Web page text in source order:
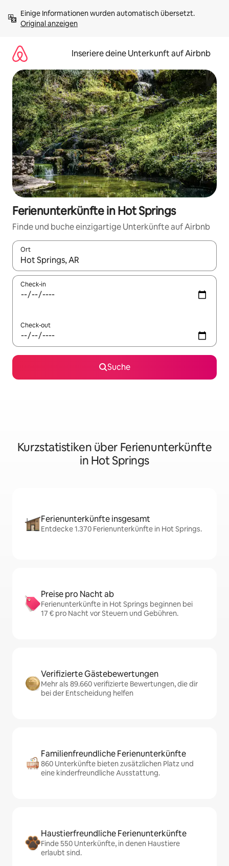
Inhalten
springenOriginal anzeigen
Inseriere deine Unterkunft auf Airbnb
Ferienunterkünfte in Hot Springs
Finde und buche einzigartige Unterkünfte auf Airbnb
Ort
Wenn Ergebnisse verfügbar sind, navigiere mit den
Check-in
Check-out
Suche
Kurzstatistiken über Ferienunterkünfte
in Hot Springs
Ferienunterkünfte insgesamt
Entdecke 1.370 Ferienunterkünfte in Hot Springs.
Preise pro Nacht ab
Ferienunterkünfte in Hot Springs beginnen bei
17 € pro Nacht vor Steuern und Gebühren.
Verifizierte Gästebewertungen
Mehr als 89.660 verifizierte Bewertungen, die dir
bei der Entscheidung helfen
Familienfreundliche Ferienunterkünfte
860 Unterkünfte bieten zusätzlichen Platz und
eine kinderfreundliche Ausstattung.
Haustierfreundliche Ferienunterkünfte
Finde 550 Unterkünfte, in denen Haustiere
erlaubt sind.